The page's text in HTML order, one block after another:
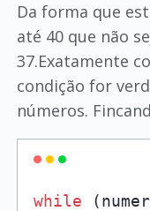
Da forma que
até 40 que não
37.Exatamente
condição for
números.
while